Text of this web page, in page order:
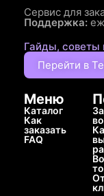
Сервис для
Поддержка:
Гайды, советы
Перейти в
Меню
Каталог
Как
заказать
FAQ